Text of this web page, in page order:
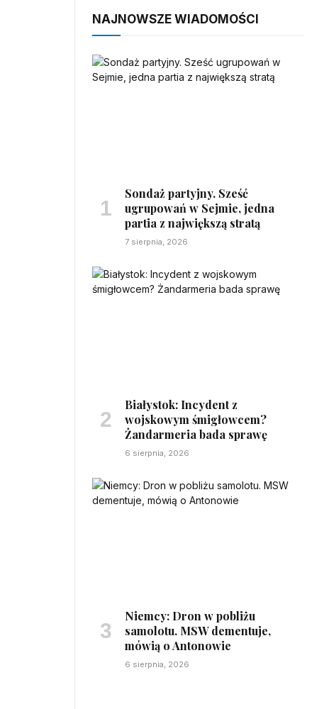
NAJNOWSZE WIADOMOŚCI
Sondaż partyjny. Sześć
ugrupowań w Sejmie, jedna
partia z największą stratą
7 sierpnia, 2026
Białystok: Incydent z
wojskowym śmigłowcem?
Żandarmeria bada sprawę
6 sierpnia, 2026
Niemcy: Dron w pobliżu
samolotu. MSW dementuje,
mówią o Antonowie
6 sierpnia, 2026